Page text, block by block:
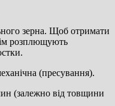
зерна. Щоб отримати
розплющують
(пресування).
(залежно від товщини